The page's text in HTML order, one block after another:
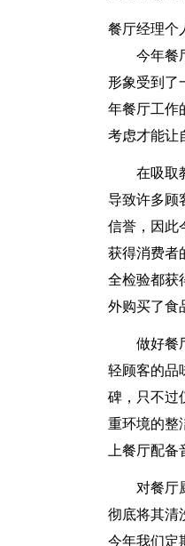
餐厅经理个
今年餐
形象受到了
年餐厅工作
考虑才能让
在吸取
导致许多顾
信誉，因此
获得消费者
全检验都获
外购买了食
做好餐
轻顾客的品
碑，只不过
重环境的整
上餐厅配
对餐厅
彻底将其清
今年我们定